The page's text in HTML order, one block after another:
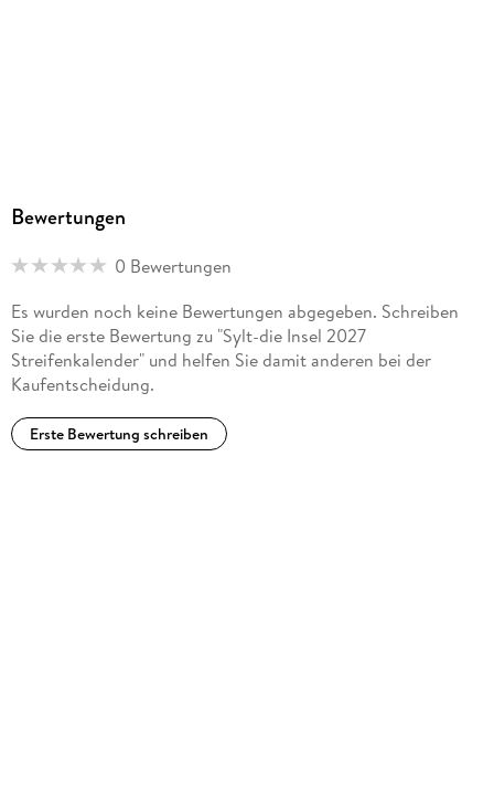
Bewertungen
0 Bewertungen
Es wurden noch keine Bewertungen abgegeben. Schreiben
Sie die erste Bewertung zu "Sylt-die Insel 2027
Streifenkalender" und helfen Sie damit anderen bei der
Kaufentscheidung.
Erste Bewertung schreiben